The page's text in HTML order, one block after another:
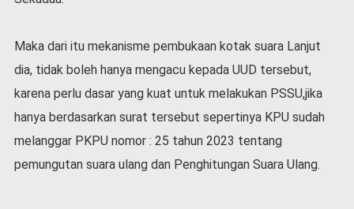
r
i
a
C
o
i
Maka dari itu mekanisme pembukaan kotak suara Lanjut
dia, tidak boleh hanya mengacu kepada UUD tersebut,
karena perlu dasar yang kuat untuk melakukan PSSU,jika
hanya berdasarkan surat tersebut sepertinya KPU sudah
melanggar PKPU nomor : 25 tahun 2023 tentang
pemungutan suara ulang dan Penghitungan Suara Ulang.